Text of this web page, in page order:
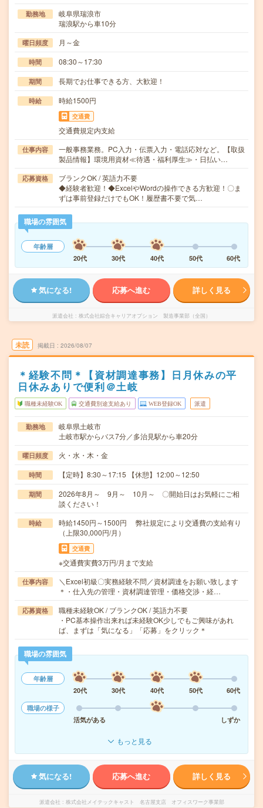
勤務地
岐阜県瑞浪市
瑞浪駅から車10分
曜日頻度 月～金
時間 08:30～17:30
期間 長期でお仕事できる方、大歓迎！
時給 時給1500円
交通費
交通費規定内支給
仕事内容
一般事務業務。PC入力・伝票入力・電話応対など。【取扱
製品情報】環境用資材≪待遇・福利厚生≫・日払い…
応募資格
ブランクOK / 英語力不要
◆経験者歓迎！◆ExcelやWordの操作できる方歓迎！〇ま
ずは事前登録だけでもOK！履歴書不要で気…
職場の雰囲気
年齢層
20代
30代 40代 50代 60代
気になる! 応募へ進む 詳しく見る
派遣会社 株式会社綜合キャリアオプション 製造事業部（全国）
未読 掲載日 2026/08/07
＊経験不問＊【資材調達事務】日月休みの平
日休みありで便利＠土岐
職種未経験OK 交通費別途支給あり WEB登録OK 派遣
勤務地
岐阜県土岐市
土岐市駅からバス7分／多治見駅から車20分
曜日頻度 火・水・木・金
時間 【定時】8:30～17:15 【休憩】12:00～12:50
期間
2026年8月～ 9月～ 10月～ 〇開始日はお気軽にご相
談ください！
時給
時給1450円～1500円 弊社規定により交通費の支給有り
（上限30,000円/月）
交通費
※交通費実費3万円/月まで支給
仕事内容
＼Excel初級〇実務経験不問／資材調達をお願い致します
＊・仕入先の管理・資材調達管理・価格交渉・経…
応募資格
職種未経験OK / ブランクOK / 英語力不要
・PC基本操作出来れば未経験OK少しでもご興味があれ
ば、まずは「気になる」「応募」をクリック＊
職場の雰囲気
年齢層
20代
30代 40代 50代
60代
職場の様子
活気がある
しずか
もっと見る
気になる! 応募へ進む 詳しく見る
派遣会社 株式会社メイテックキャスト 名古屋支店 オフィスワーク事業部